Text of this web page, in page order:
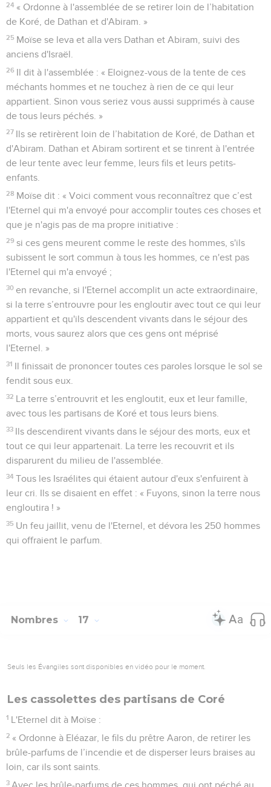
24 « Ordonne à l'assemblée de se retirer loin de l’habitation
de Koré, de Dathan et d'Abiram. »
25 Moïse se leva et alla vers Dathan et Abiram, suivi des
anciens d'Israël.
26 Il dit à l'assemblée : « Eloignez-vous de la tente de ces
méchants hommes et ne touchez à rien de ce qui leur
appartient. Sinon vous seriez vous aussi supprimés à cause
de tous leurs péchés. »
27 Ils se retirèrent loin de l’habitation de Koré, de Dathan et
d'Abiram. Dathan et Abiram sortirent et se tinrent à l'entrée
de leur tente avec leur femme, leurs fils et leurs petits-
enfants.
28 Moïse dit : « Voici comment vous reconnaîtrez que c’est
l'Eternel qui m'a envoyé pour accomplir toutes ces choses et
que je n'agis pas de ma propre initiative :
29 si ces gens meurent comme le reste des hommes, s'ils
subissent le sort commun à tous les hommes, ce n'est pas
l'Eternel qui m'a envoyé ;
30 en revanche, si l'Eternel accomplit un acte extraordinaire,
si la terre s’entrouvre pour les engloutir avec tout ce qui leur
appartient et qu'ils descendent vivants dans le séjour des
morts, vous saurez alors que ces gens ont méprisé
l'Eternel. »
31 Il finissait de prononcer toutes ces paroles lorsque le sol se
fendit sous eux.
32 La terre s’entrouvrit et les engloutit, eux et leur famille,
avec tous les partisans de Koré et tous leurs biens.
33 Ils descendirent vivants dans le séjour des morts, eux et
tout ce qui leur appartenait. La terre les recouvrit et ils
disparurent du milieu de l'assemblée.
34 Tous les Israélites qui étaient autour d'eux s'enfuirent à
leur cri. Ils se disaient en effet : « Fuyons, sinon la terre nous
engloutira ! »
35 Un feu jaillit, venu de l'Eternel, et dévora les 250 hommes
qui offraient le parfum.
Nombres 17
Seuls les Évangiles sont disponibles en vidéo pour le moment.
Les cassolettes des partisans de Coré
1 L'Eternel dit à Moïse :
2 « Ordonne à Eléazar, le fils du prêtre Aaron, de retirer les
brûle-parfums de l’incendie et de disperser leurs braises au
loin, car ils sont saints.
3 Avec les brûle-parfums de ces hommes, qui ont péché au